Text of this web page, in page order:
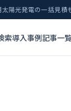
陽光発電の一括見
索導入事例記事一